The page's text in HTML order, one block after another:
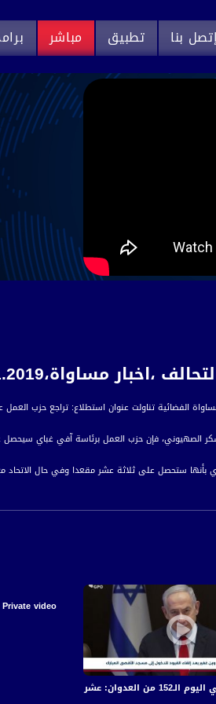
إتصل بنا تطبيق مباشر
مساواة،3.1.2019، مساواة
الصهيوني، فإن حزب العمل برئاسة آفي غباي
بأنها ستحصل على ثلاثة عشر مقعدا وفي حال
Private video
في قصف الاحتلال المتواصل على قطاع غزة